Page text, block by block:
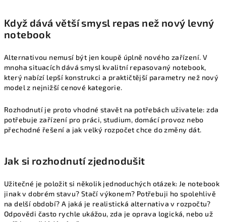
Když dává větší smysl repas než nový levný
notebook
Alternativou nemusí být jen koupě úplně nového zařízení. V
mnoha situacích dává smysl kvalitní repasovaný notebook,
který nabízí lepší konstrukci a praktičtější parametry než nový
model z nejnižší cenové kategorie.
Rozhodnutí je proto vhodné stavět na potřebách uživatele: zda
potřebuje zařízení pro práci, studium, domácí provoz nebo
přechodné řešení a jak velký rozpočet chce do změny dát.
Jak si rozhodnutí zjednodušit
Užitečné je položit si několik jednoduchých otázek: Je notebook
jinak v dobrém stavu? Stačí výkonem? Potřebuji ho spolehlivě
na delší období? A jaká je realistická alternativa v rozpočtu?
Odpovědi často rychle ukážou, zda je oprava logická, nebo už